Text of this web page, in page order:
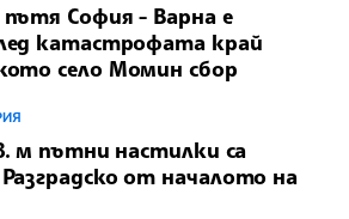
София - Варна е
катастрофата край
село Момин сбор
м пътни настилки са
от началото на